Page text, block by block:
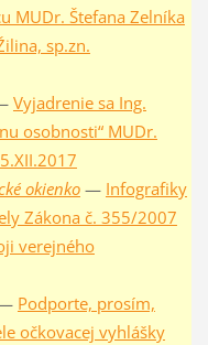
MUDr. Štefana Zelníka
sp.zn.
Vyjadrenie sa Ing.
osobnosti“ MUDr.
okienko— Infografiky
Zákona č. 355/2007
verejného
Podporte, prosím,
očkovacej vyhlášky